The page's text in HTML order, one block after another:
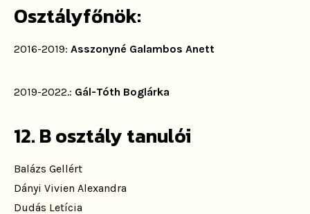
Osztályfőnök:
2016-2019: Asszonyné Galambos Anett
2019-2022.: Gál-Tóth Boglárka
12. B osztály tanulói
Balázs Gellért
Dányi Vivien Alexandra
Dudás Letícia